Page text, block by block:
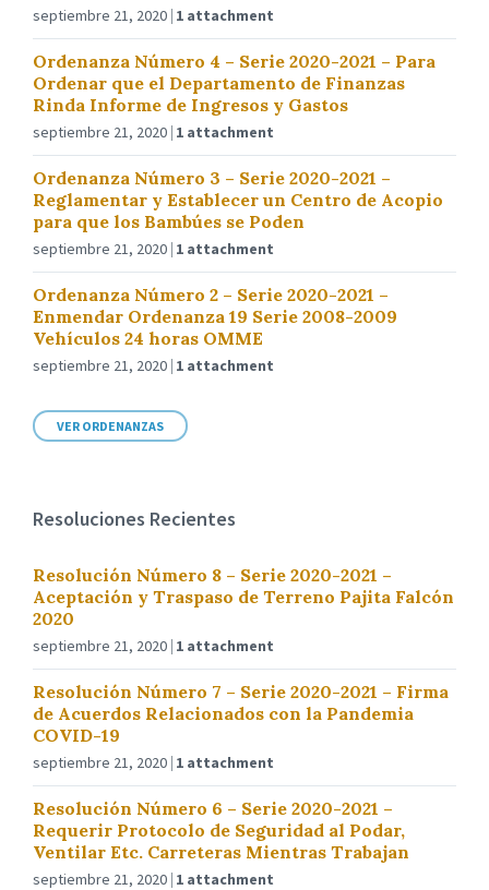
septiembre 21, 2020 1 attachment
Ordenanza Número 4 – Serie 2020-2021 – Para
Ordenar que el Departamento de Finanzas
Rinda Informe de Ingresos y Gastos
septiembre 21, 2020 1 attachment
Ordenanza Número 3 – Serie 2020-2021 –
Reglamentar y Establecer un Centro de Acopio
para que los Bambúes se Poden
septiembre 21, 2020 1 attachment
Ordenanza Número 2 – Serie 2020-2021 –
Enmendar Ordenanza 19 Serie 2008-2009
Vehículos 24 horas OMME
septiembre 21, 2020 1 attachment
VER ORDENANZAS
Resoluciones Recientes
Resolución Número 8 – Serie 2020-2021 –
Aceptación y Traspaso de Terreno Pajita Falcón
2020
septiembre 21, 2020 1 attachment
Resolución Número 7 – Serie 2020-2021 – Firma
de Acuerdos Relacionados con la Pandemia
COVID-19
septiembre 21, 2020 1 attachment
Resolución Número 6 – Serie 2020-2021 –
Requerir Protocolo de Seguridad al Podar,
Ventilar Etc. Carreteras Mientras Trabajan
septiembre 21, 2020 1 attachment